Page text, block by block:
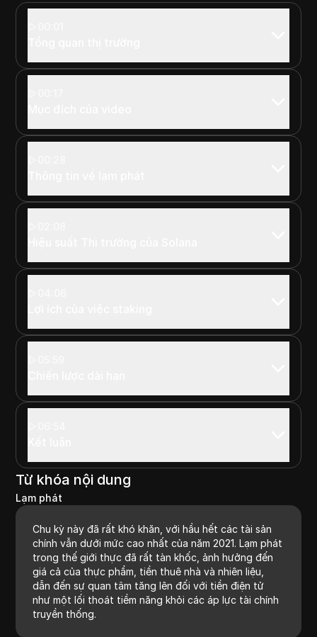
Từ khóa nội dung
Lạm phát
Chu kỳ này đã rất khó khăn, với hầu hết các tài sản
chính vẫn dưới mức cao nhất của năm 2021. Lạm phát
trong thế giới thực đã rất tàn khốc, ảnh hưởng đến
giá cả của thực phẩm, tiền thuê nhà và nhiên liệu,
dẫn đến sự quan tâm tăng lên đối với tiền điện tử
như một lối thoát tiềm năng khỏi các áp lực tài chính
truyền thống.